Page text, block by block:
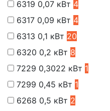
6319 0,07 кВт 4
6317 0,09 кВт 4
6313 0,1 кВт 20
6320 0,2 кВт 8
7229 0,3022 кВт 1
7299 0,45 кВт 1
6268 0,5 кВт 2